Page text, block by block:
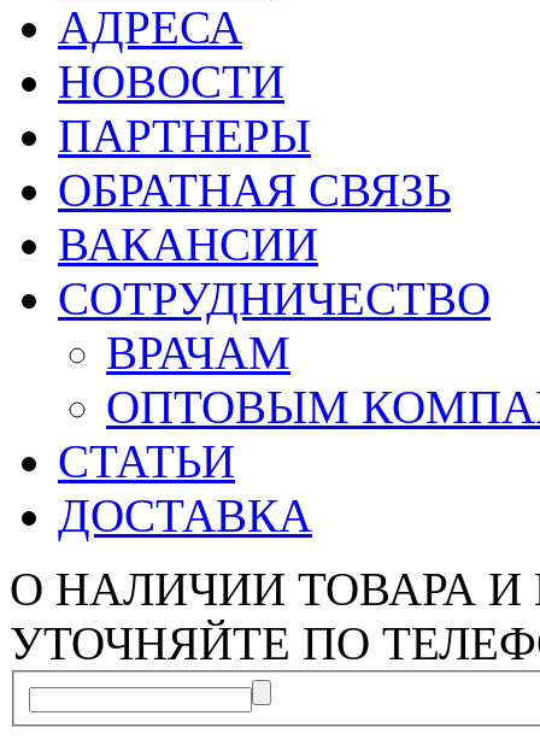
АДРЕСА
НОВОСТИ
ПАРТНЕРЫ
ОБРАТНАЯ СВЯЗЬ
ВАКАНСИИ
СОТРУДНИЧЕСТВО
ВРАЧАМ
ОПТОВЫМ
СТАТЬИ
ДОСТАВКА
О НАЛИЧИИ ТОВАРА
УТОЧНЯЙТЕ ПО